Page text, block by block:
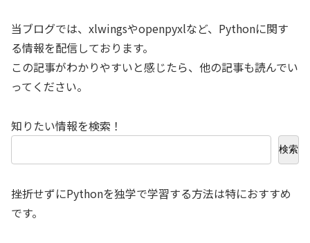
当ブログでは、xlwingsやopenpyxlなど、Pythonに関す
る情報を配信しております。
この記事がわかりやすいと感じたら、他の記事も読んでい
ってください。
知りたい情報を検索！
検索
挫折せずにPythonを独学で学習する方法は特におすすめ
です。